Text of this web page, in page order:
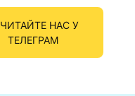
ЧИТАЙТЕ НАС У
ТЕЛЕГРАМ